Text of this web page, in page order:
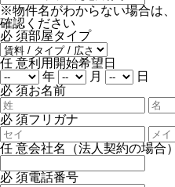
※物件名がわからない場合は、
確認ください
必 須部屋タイプ
任 意利用開始希望日
年
月
日
必 須お名前
必 須フリガナ
任 意会社名（法人契約の場合）
必 須電話番号